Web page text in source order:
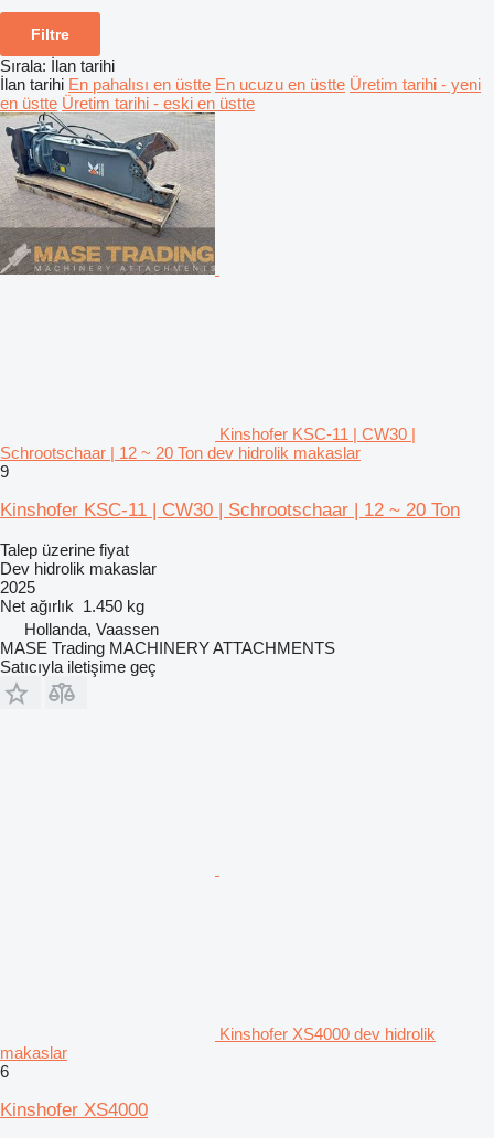
Filtre
Sırala: İlan tarihi
İlan tarihi En pahalısı en üstte En ucuzu en üstte Üretim tarihi - yeni
en üstte Üretim tarihi - eski en üstte
Kinshofer KSC-11 | CW30 |
Schrootschaar | 12 ~ 20 Ton dev hidrolik makaslar
9
Kinshofer KSC-11 | CW30 | Schrootschaar | 12 ~ 20 Ton
Talep üzerine fiyat
Dev hidrolik makaslar
2025
Net ağırlık 1.450 kg
Hollanda, Vaassen
MASE Trading MACHINERY ATTACHMENTS
Satıcıyla iletişime geç
Kinshofer XS4000 dev hidrolik
makaslar
6
Kinshofer XS4000